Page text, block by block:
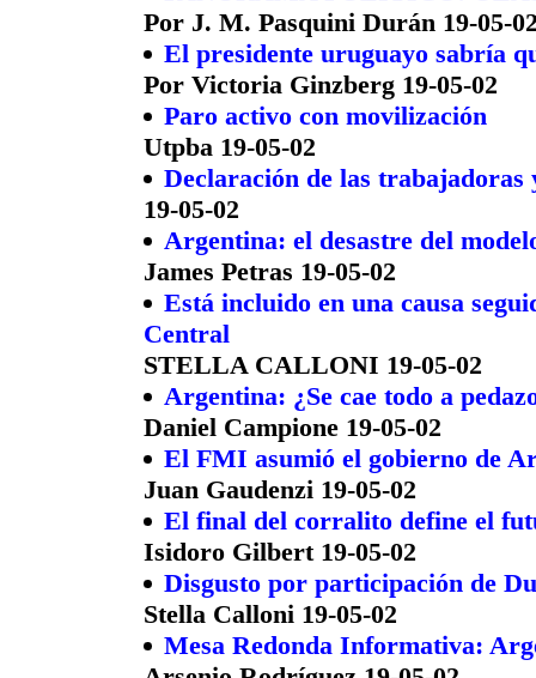
Por J. M. Pasquini Durán 19-05-
El presidente uruguayo sabría
Por Victoria Ginzberg 19-05-02
Paro activo con movilización
Utpba 19-05-02
Declaración de las trabajadoras
19-05-02
Argentina: el desastre del
James Petras 19-05-02
Está incluido en una causa
Central
STELLA CALLONI 19-05-02
Argentina: ¿Se cae todo a
Daniel Campione 19-05-02
El FMI asumió el gobierno de
Juan Gaudenzi 19-05-02
El final del corralito define el
Isidoro Gilbert 19-05-02
Disgusto por participación de
Stella Calloni 19-05-02
Mesa Redonda Informativa: